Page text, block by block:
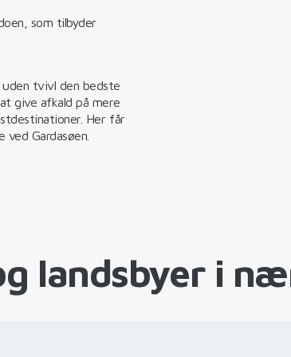
som tilbyder
tvivl den bedste
give afkald på mere
Her får
Gardasøen.
landsbyer i